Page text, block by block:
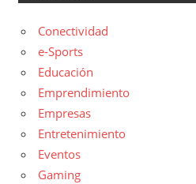
Conectividad
e-Sports
Educación
Emprendimiento
Empresas
Entretenimiento
Eventos
Gaming